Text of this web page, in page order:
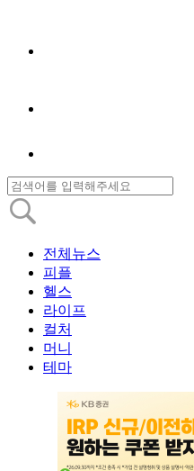
전체뉴스
피플
헬스
라이프
컬처
머니
테마